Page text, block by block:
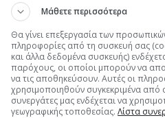
του προγράμματος αγοράς ιδίων
της Αττικά
Μάθετε περισσότερα
Θα γίνει επεξεργασία των
πληροφορίες από τη συσκευή σας
και άλλα δεδομένα συσκευής)
παρόχους, οι οποίοι μπορούν να
να τις αποθηκεύσουν. Αυτές οι
χρησιμοποιηθούν συγκεκριμένα από
συνεργάτες μας ενδέχεται να
γεωγραφικής τοποθεσίας. Λίστα